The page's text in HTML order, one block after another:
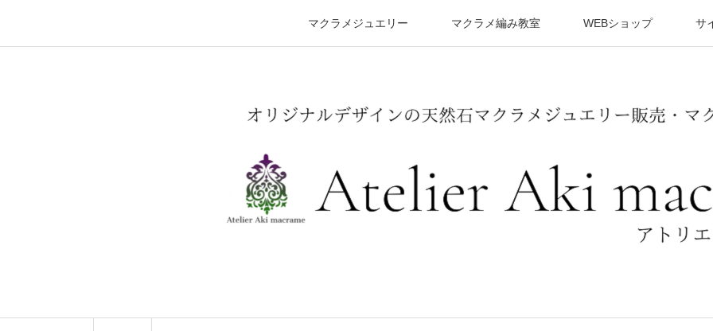
マクラメジュエリー マクラメ編み教室 WEBショップ サ